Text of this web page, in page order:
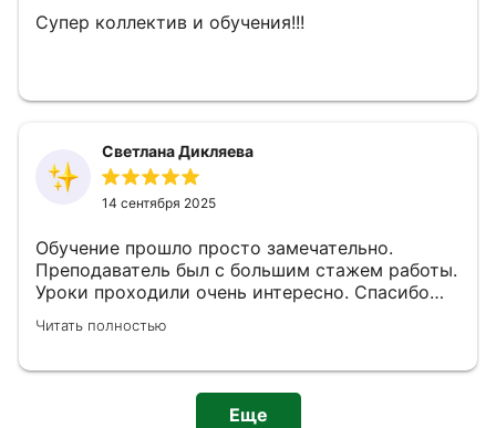
Супер коллектив и обучения!!!
Светлана Дикляева
14 сентября 2025
Обучение прошло просто замечательно.
Преподаватель был с большим стажем работы.
Уроки проходили очень интересно. Спасибо
большое за знания, которые мы получили от
обучения.
Читать полностью
Еще